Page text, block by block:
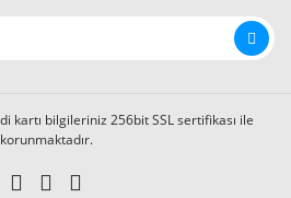
kartı bilgileriniz 256bit SSL sertifikası ile
korunmaktadır.